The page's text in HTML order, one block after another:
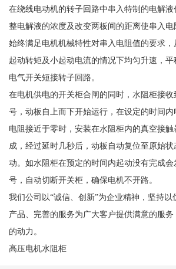
在绕线电动机的转子回路中串入特制的电解
整电解液的浓度及改变两板间的距离使串入电
始终满足电机机械特性对串入电阻值的要求
起动转矩及小起动电流的情况下均匀升速，平
电气开关短接转子回路。
在电机供电的开关柜合闸的同时，水阻柜接
号，动板自上而下开始运行，在设定的时间内
电阻接近于零时，安装在水阻柜内的真空接
成，经过延时几秒后，动板自动复位至原始
动。如水阻柜在预定的时间内起动没有完成
号，自动切断开关柜，确保电机不开路。
我们公司以“诚信、创新”为企业精神，坚持
产品、完善的服务为广大客户提供满意的服
的动力。
高压电机水阻柜